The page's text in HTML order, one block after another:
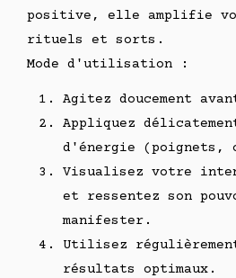
positive, elle amplifie
rituels et sorts.
Mode d'utilisation :
Agitez doucement
Appliquez
d'énergie (poignets,
Visualisez votre
et ressentez son
manifester.
Utilisez
résultats optimaux.